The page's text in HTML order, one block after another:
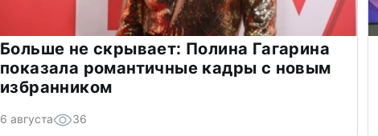
Больше не скрывает: Полина Гагарина
показала романтичные кадры с новым
избранником
6 августа 36